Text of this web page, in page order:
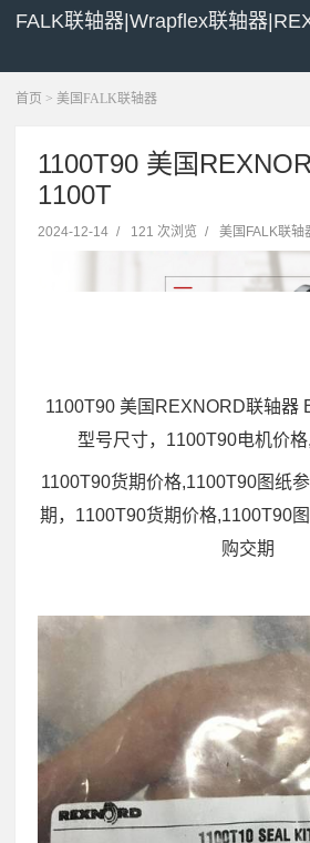
FALK联轴器|Wrapflex联轴器
首页 > 美国FALK联轴器
1100T90 美国
1100T
2024-12-14 / 121 次浏览 / 美国FALK联轴
1100T90 美国REXNORD联轴器
型号尺寸，1100T90电机价
1100T90货期价格,1100T90图纸
期，1100T90货期价格,1100T90
购交期